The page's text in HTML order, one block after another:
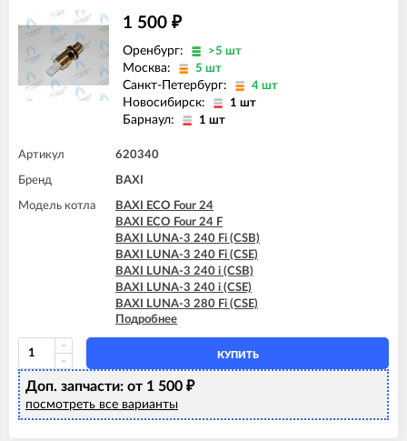
1 500 ₽
Оренбург: >5 шт
Москва: 5 шт
Санкт-Петербург: 4 шт
Новосибирск: 1 шт
Барнаул: 1 шт
Артикул 620340
Бренд BAXI
Модель котла
BAXI ECO Four 24
BAXI ECO Four 24 F
BAXI LUNA-3 240 Fi (CSB)
BAXI LUNA-3 240 Fi (CSE)
BAXI LUNA-3 240 i (CSB)
BAXI LUNA-3 240 i (CSE)
BAXI LUNA-3 280 Fi (CSE)
BAXI LUNA-3 310 Fi (CSB)
BAXI LUNA-3 310 Fi (CSE)
BAXI LUNA-3 COMFORT 240 Fi (CSE)
BAXI LUNA-3 COMFORT 240 Fi (CSZ)
BAXI LUNA-3 COMFORT 240 i (CSE)
BAXI LUNA-3 COMFORT 240 i (CSZ)
BAXI LUNA-3 COMFORT 310 Fi (CSE)
Подробнее
КУПИТЬ
Доп. запчасти: от 1 500 ₽
посмотреть все варианты